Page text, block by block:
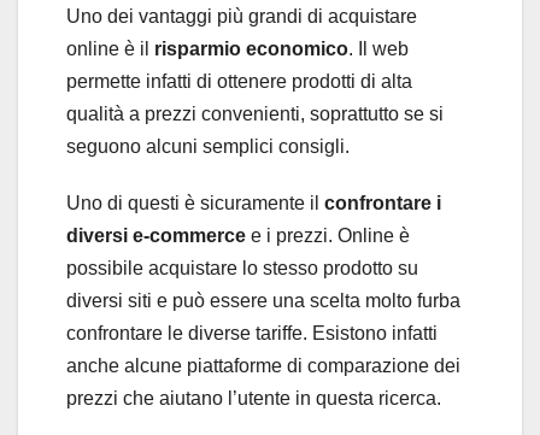
Uno dei vantaggi più grandi di acquistare
online è il risparmio economico. Il web
permette infatti di ottenere prodotti di alta
qualità a prezzi convenienti, soprattutto se si
seguono alcuni semplici consigli.
Uno di questi è sicuramente il confrontare i
diversi e-commerce e i prezzi. Online è
possibile acquistare lo stesso prodotto su
diversi siti e può essere una scelta molto furba
confrontare le diverse tariffe. Esistono infatti
anche alcune piattaforme di comparazione dei
prezzi che aiutano l’utente in questa ricerca.